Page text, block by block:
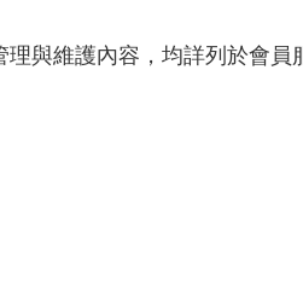
與維護內容，均詳列於會員